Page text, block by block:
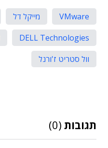
VMware מייקל דל
DELL Technologies
וול סטריט ז'ורנל
תגובות (0)